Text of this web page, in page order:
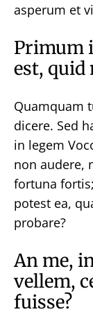
asperum et
Primum
est, quid
Quamquam
dicere. Sed
in legem
non audere,
fortuna
potest ea,
probare?
An me,
vellem,
fuisse?